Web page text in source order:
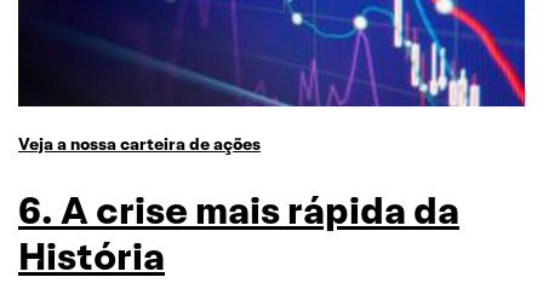
Veja a nossa carteira de ações
6. A crise mais rápida da
História